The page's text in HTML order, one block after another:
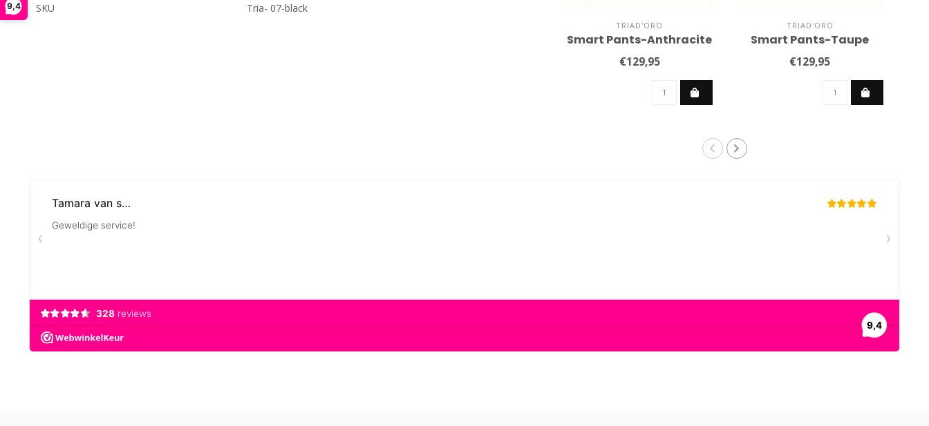
9,4 SKU Tria- 07-black
TRIAD'ORO
Smart Pants-Anthracite
€129,95
TRIAD'ORO
Smart Pants-Taupe
€129,95